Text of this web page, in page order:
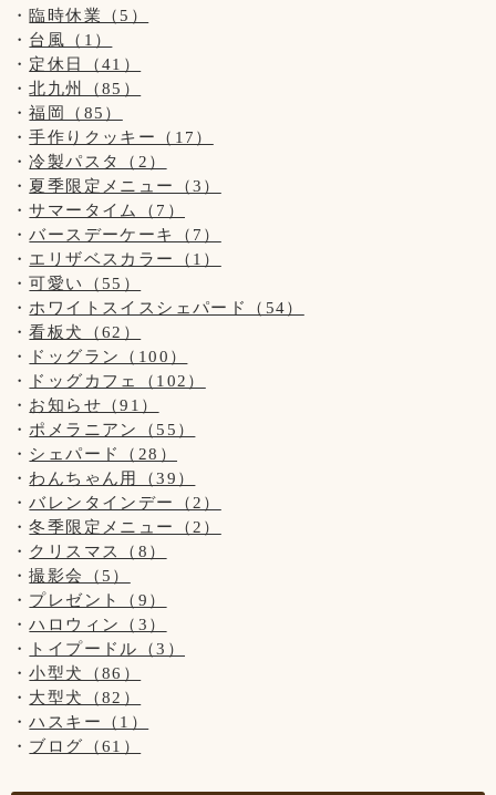
#10周年
#ハンバーグ
#パスタ
#バジル・ジェノベーゼソースは苗から育ててます
#ピザ
#パンケーキ
#わんちゃんメニュー
臨時休業（5）
台風（1）
定休日（41）
北九州（85）
福岡（85）
手作りクッキー（17）
冷製パスタ（2）
夏季限定メニュー（3）
サマータイム（7）
バースデーケーキ（7）
エリザベスカラー（1）
可愛い（55）
ホワイトスイスシェパード（54）
看板犬（62）
ドッグラン（100）
ドッグカフェ（102）
お知らせ（91）
ポメラニアン（55）
シェパード（28）
わんちゃん用（39）
バレンタインデー（2）
冬季限定メニュー（2）
クリスマス（8）
撮影会（5）
プレゼント（9）
ハロウィン（3）
トイプードル（3）
小型犬（86）
大型犬（82）
ハスキー（1）
ブログ（61）